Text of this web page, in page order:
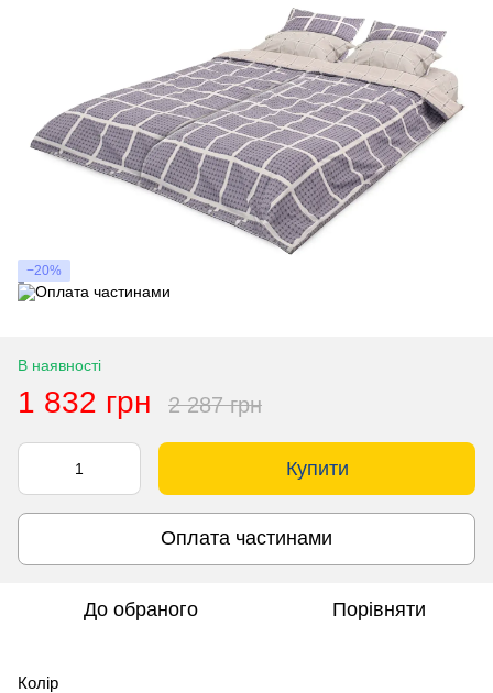
−20%
В наявності
1 832 грн 2 287 грн
Купити
Оплата частинами
До обраного Порівняти
Колір